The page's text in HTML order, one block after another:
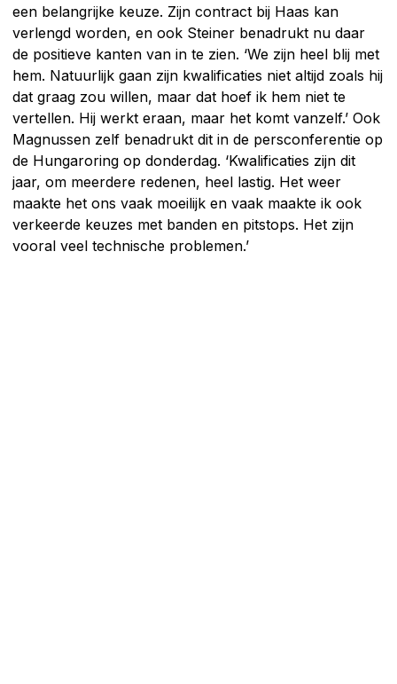
een belangrijke keuze. Zijn contract bij Haas kan
verlengd worden, en ook Steiner benadrukt nu daar
de positieve kanten van in te zien. ‘We zijn heel blij met
hem. Natuurlijk gaan zijn kwalificaties niet altijd zoals hij
dat graag zou willen, maar dat hoef ik hem niet te
vertellen. Hij werkt eraan, maar het komt vanzelf.’ Ook
Magnussen zelf benadrukt dit in de persconferentie op
de Hungaroring op donderdag. ‘Kwalificaties zijn dit
jaar, om meerdere redenen, heel lastig. Het weer
maakte het ons vaak moeilijk en vaak maakte ik ook
verkeerde keuzes met banden en pitstops. Het zijn
vooral veel technische problemen.’